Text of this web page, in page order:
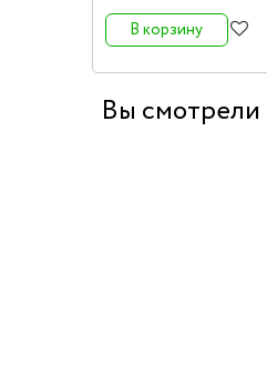
В корзину
Вы смотрели